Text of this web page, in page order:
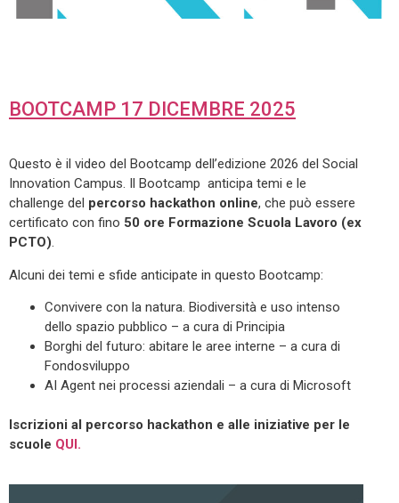
BOOTCAMP 17 DICEMBRE 2025
Questo è il video del Bootcamp dell’edizione 2026 del Social
Innovation Campus. Il Bootcamp anticipa temi e le
challenge del percorso hackathon online, che può essere
certificato con fino 50 ore Formazione Scuola Lavoro (ex
PCTO).
Alcuni dei temi e sfide anticipate in questo Bootcamp:
Convivere con la natura. Biodiversità e uso intenso
dello spazio pubblico – a cura di Principia
Borghi del futuro: abitare le aree interne – a cura di
Fondosviluppo
AI Agent nei processi aziendali – a cura di Microsoft
Iscrizioni al percorso hackathon e alle iniziative per le
scuole QUI.